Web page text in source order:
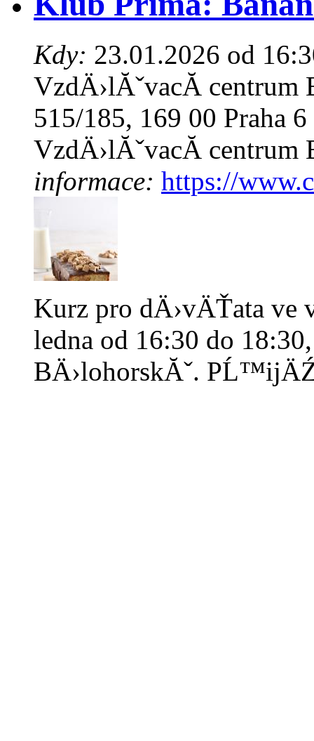
Kdy: 23.01.2026 od
VzdÄ›lĂˇvacĂ­ centrum
515/185, 169 00 Praha
VzdÄ›lĂˇvacĂ­ centrum
informace: https://
Kurz pro dÄ›vÄŤata ve
ledna od 16:30 do
BÄ›lohorskĂˇ.